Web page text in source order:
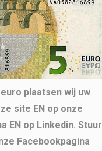
plaatsen wij uw
site EN op onze
EN op Linkedin. Stuur
Facebookpagina